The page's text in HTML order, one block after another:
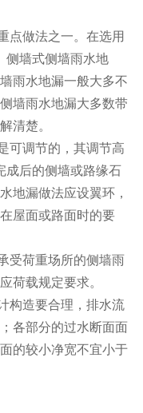
点做法之一。在选用
侧墙式侧墙雨水地
雨水地漏一般大多不
墙雨水地漏大多数带
清楚。
可调节的，其调节高
成后的侧墙或路缘石
地漏做法应设翼环，
屋面或路面时的要
受荷重场所的侧墙雨
荷载规定要求。
构造要合理，排水流
各部分的过水断面面
的较小净宽不宜小于